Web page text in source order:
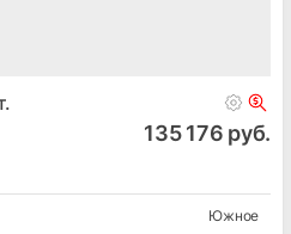
135 176 руб.
Южное